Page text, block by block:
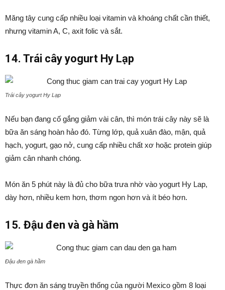
Măng tây cung cấp nhiều loại vitamin và khoáng chất cần thiết,
nhưng vitamin A, C, axit folic và sắt.
14. Trái cây yogurt Hy Lạp
Trái cây yogurt Hy Lạp
Nếu bạn đang cố gắng giảm vài cân, thì món trái cây này sẽ là
bữa ăn sáng hoàn hảo đó. Từng lớp, quả xuân đào, mận, quả
hạch, yogurt, gạo nở, cung cấp nhiều chất xơ hoặc protein giúp
giảm cân nhanh chóng.
Món ăn 5 phút này là đủ cho bữa trưa nhờ vào yogurt Hy Lap,
dày hơn, nhiều kem hơn, thơm ngon hơn và ít béo hơn.
15. Đậu đen và gà hầm
Đậu đen gà hầm
Thực đơn ăn sáng truyền thống của người Mexico gồm 8 loại